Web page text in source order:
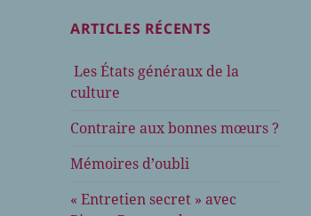
ARTICLES RÉCENTS
Les États généraux de la
culture
Contraire aux bonnes mœurs ?
Mémoires d’oubli
« Entretien secret » avec